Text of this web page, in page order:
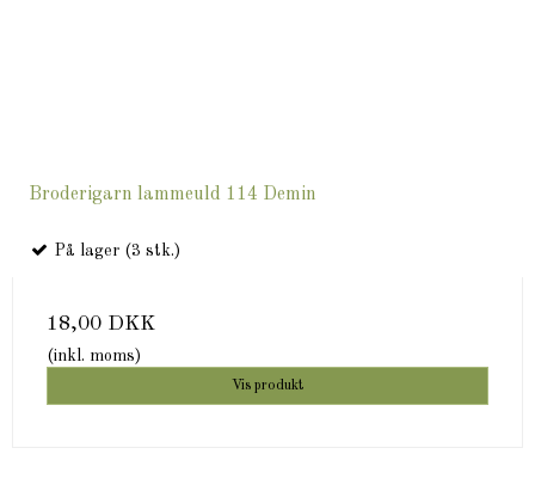
Broderigarn lammeuld 114 Demin
På lager (3 stk.)
18,00 DKK
(inkl. moms)
Vis produkt